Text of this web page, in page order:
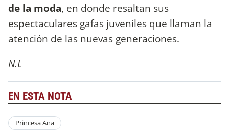
de la moda, en donde resaltan sus
espectaculares gafas juveniles que llaman la
atención de las nuevas generaciones.
N.L
EN ESTA NOTA
Princesa Ana